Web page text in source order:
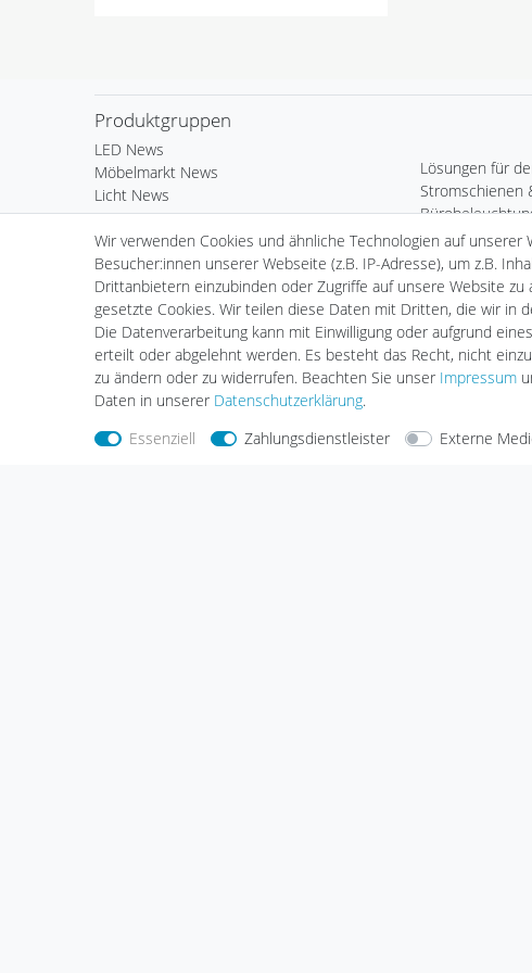
Produktgruppen
LED News
Möbelmarkt News
Licht News
LED Komponenten
Kardan Ein- & Aufbauleuchten
Wand- & Deckeneinbauleuchten
Standard Einbauleuchten
Standard Aufbauleuchten
Serie Webspace
Scheinwerfer & Messebeleuchtung
Hallenleuchten
Lösungen für
Stromschienen
Deko & Heim
Außenleuchten
Standard
LED
Fortimo LED
Vorschaltgeräte
Zubehör
Nehmen SieKontaktmit uns auf Zahlungsarten
Wir verwenden Cookies und ähnliche Technologien auf
Besucher:innen unserer Webseite (z.B. IP-Adresse), um z.B.
Drittanbietern einzubinden oder Zugriffe auf unsere Website
gesetzte Cookies. Wir teilen diese Daten mit Dritten, die wir in
Die Datenverarbeitung kann mit Einwilligung oder aufgrund
erteilt oder abgelehnt werden. Es besteht das Recht, nicht
zu ändern oder zu widerrufen. Beachten Sie unser Impressum
Daten in unserer Daten­schutz­erklärung.
Essenziell
Zahlungsdienstleister Externe